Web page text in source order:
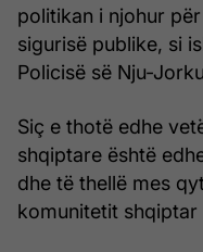
politikan i njohur
sigurisë publike, si
Policisë së Nju-
Siç e thotë edhe
shqiptare është
dhe të thellë mes
komunitetit shqiptar